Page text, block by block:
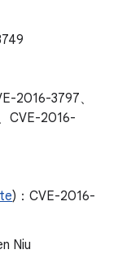
2016-3797、
CVE-2016-
)：CVE-2016-
Niu